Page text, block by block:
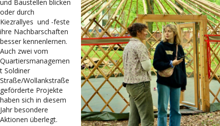
und Baustellen blicken
oder durch
Kiezrallyes und -feste
ihre Nachbarschaften
besser kennenlernen.
Auch zwei vom
Quartiersmanagemen
t Soldiner
Straße/Wollankstraße
geförderte Projekte
haben sich in diesem
Jahr besondere
Aktionen überlegt.